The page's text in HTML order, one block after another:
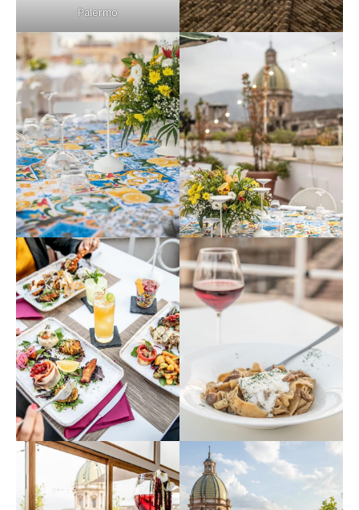
Palermo